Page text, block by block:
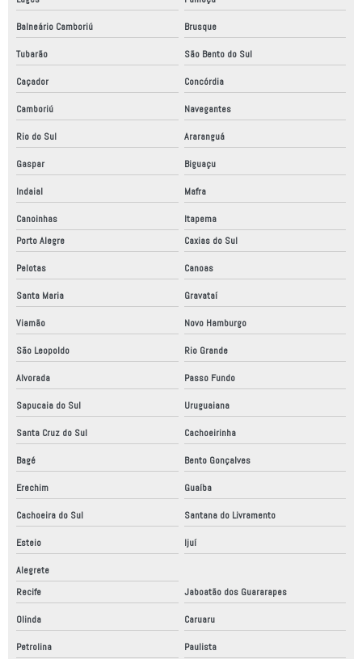
Balneário Camboriú Brusque
Tubarão São Bento do Sul
Caçador Concórdia
Camboriú Navegantes
Rio do Sul Araranguá
Gaspar Biguaçu
Indaial Mafra
Canoinhas
Itapema
Porto Alegre
Caxias do Sul
Pelotas Canoas
Santa Maria Gravataí
Viamão Novo Hamburgo
São Leopoldo Rio Grande
Alvorada Passo Fundo
Sapucaia do Sul Uruguaiana
Santa Cruz do Sul Cachoeirinha
Bagé Bento Gonçalves
Erechim Guaíba
Cachoeira do Sul Santana do Livramento
Esteio Ijuí
Alegrete
Recife
Jaboatão dos Guararapes
Olinda Caruaru
Petrolina Paulista